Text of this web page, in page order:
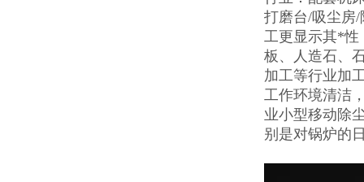
打磨台/吸尘房
工更显示其*性
板、人造石、
加工等行业加
工作环境清洁
业小型移动除
别是对锅炉的